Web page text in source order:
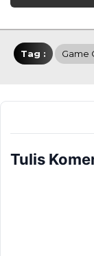
Tag : Game
Tulis